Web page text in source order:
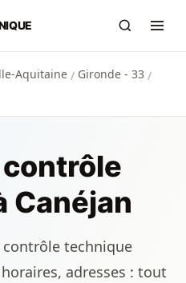
Aquitaine / Gironde - 33 /
Canéjan
contrôle technique
adresses : tout